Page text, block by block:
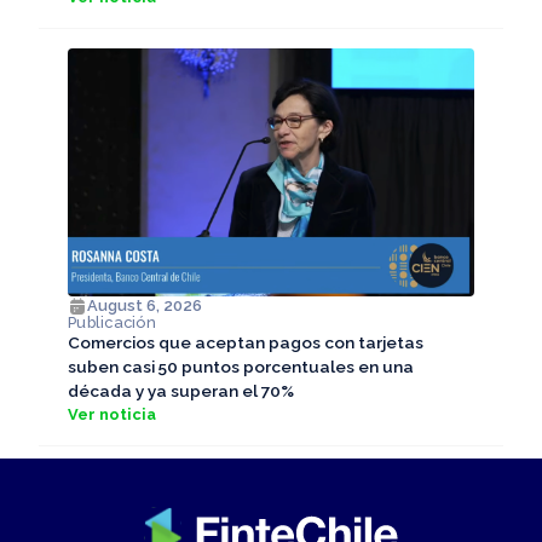
August 6, 2026
Publicación
Comercios que aceptan pagos con tarjetas
suben casi 50 puntos porcentuales en una
década y ya superan el 70%
Ver noticia